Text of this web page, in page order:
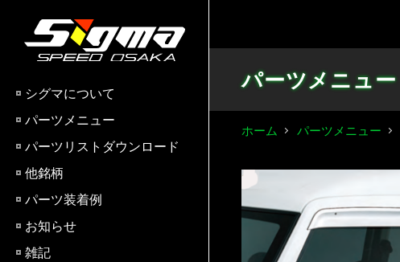
シグマについて
パーツメニュー
パーツリストダウンロード
他銘柄
パーツ装着例
お知らせ
雑記
パーツメニュー
ホーム パーツメニュー